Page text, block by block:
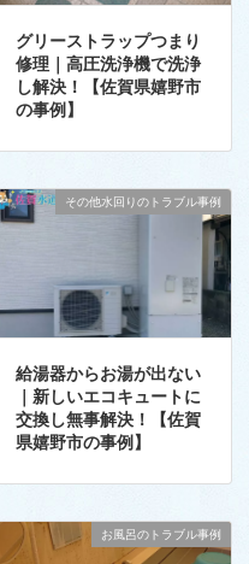
グリーストラップつまり
修理｜高圧洗浄機で洗浄
し解決！【佐賀県嬉野市
の事例】
その他水回りのトラブル事例
給湯器からお湯が出ない
｜新しいエコキュートに
交換し無事解決！【佐賀
県嬉野市の事例】
お風呂のトラブル事例